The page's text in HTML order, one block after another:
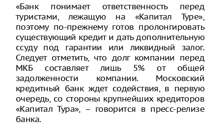
«Банк понимает ответственность перед
туристами, лежащую на «Капитал Туре»,
поэтому по-прежнему готов пролонгировать
существующий кредит и дать дополнительную
ссуду под гарантии или ликвидный залог.
Следует отметить, что долг компании перед
МКБ составляет лишь 5% от общей
задолженности компании. Московский
кредитный банк ждет содействия, в первую
очередь, со стороны крупнейших кредиторов
«Капитал Тура», – говорится в пресс-релизе
банка.